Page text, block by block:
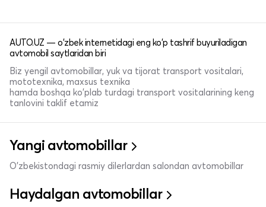
AUTO.UZ — o'zbek internetidagi eng ko'p tashrif buyuriladigan
avtomobil saytlaridan biri
Biz yengil avtomobillar, yuk va tijorat transport vositalari,
mototexnika, maxsus texnika
hamda boshqa ko'plab turdagi transport vositalarining keng
tanlovini taklif etamiz
Yangi avtomobillar
O'zbekistondagi rasmiy dilerlardan salondan avtomobillar
Haydalgan avtomobillar